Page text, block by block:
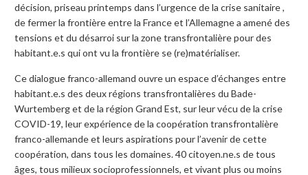
décision, priseau printemps dans l’urgence de la crise sanitaire ,
de fermer la frontière entre la France et l’Allemagne a amené des
tensions et du désarroi sur la zone transfrontalière pour des
habitant.e.s qui ont vu la frontière se (re)matérialiser.
Ce dialogue franco-allemand ouvre un espace d’échanges entre
habitant.e.s des deux régions transfrontalières du Bade-
Wurtemberg et de la région Grand Est, sur leur vécu de la crise
COVID-19, leur expérience de la coopération transfrontalière
franco-allemande et leurs aspirations pour l’avenir de cette
coopération, dans tous les domaines. 40 citoyen.ne.s de tous
âges, tous milieux socioprofessionnels, et vivant plus ou moins